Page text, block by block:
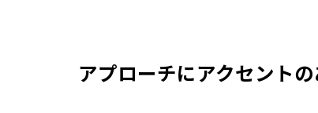
アプローチにアクセント